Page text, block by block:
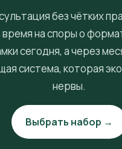
без чётких
на споры о
сегодня, а через
система, которая
нервы.
Выбрать набор →